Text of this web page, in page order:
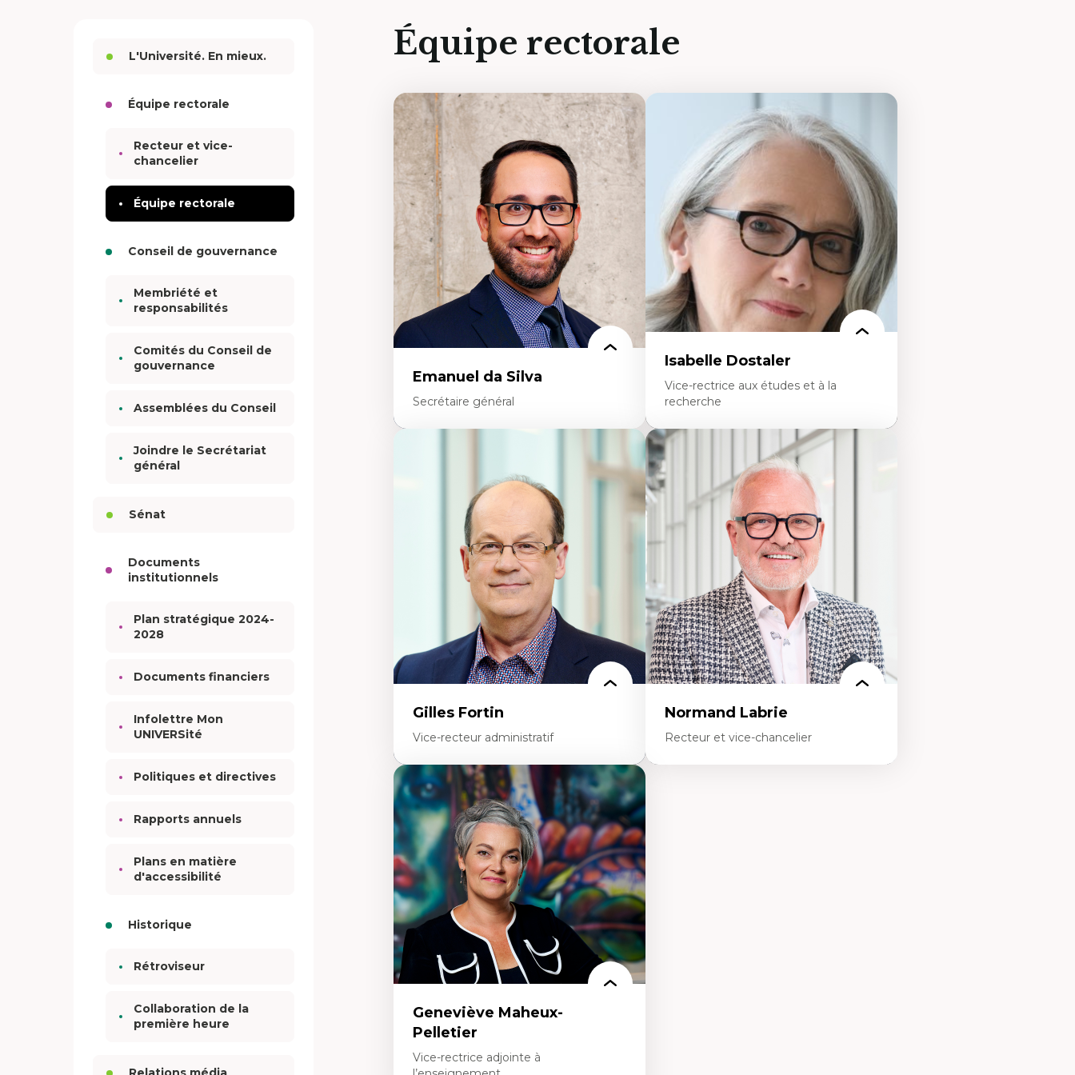
L'Université. En mieux.
Équipe rectorale
Recteur et vice-
chancelier
Équipe rectorale
Conseil de gouvernance
Membriété et
responsabilités
Comités du Conseil de
gouvernance
Assemblées du Conseil
Joindre le Secrétariat
général
Sénat
Documents
institutionnels
Plan stratégique 2024-
2028
Documents financiers
Infolettre Mon
UNIVERSité
Politiques et directives
Rapports annuels
Plans en matière
d'accessibilité
Historique
Rétroviseur
Collaboration de la
première heure
Équipe rectorale
Emanuel da Silva
Secrétaire général
Dans le rôle de secrétaire général de l’UOF, M.
da Silva met son expertise du domaine
universitaire, de la recherche analytique, de la
gestion des données, de la planification et de la
coordination stratégiques au service de
l’Université. Spécialiste en contextes
linguistiques minoritaires, il a...
En savoir plus
Isabelle Dostaler
Vice-rectrice aux études et à la
recherche
Isabelle Dostaler est vice-rectrice aux études et
à la recherche à l’Université de l’Ontario
français. Elle a auparavant occupé des postes
de direction universitaire à travers le Canada,
notamment comme provost et vice-rectrice
aux affaires académiques à l’Université de
Regina, après avoir été...
En savoir plus
Gilles Fortin
Vice-recteur administratif
Gilles Fortin est entré en fonction à titre de
vice-recteur administratif en septembre 2021.
M. Fortin a fait sa marque dans la sphère
universitaire en tant que directeur général du
Collège universitaire Glendon de l’Université
York à Toronto de 2000 à 2016. Il y était entré
en 1986 à titre de...
En savoir plus
Normand Labrie
Recteur et vice-chancelier
Geneviève Maheux-
Pelletier
Vice-rectrice adjointe à